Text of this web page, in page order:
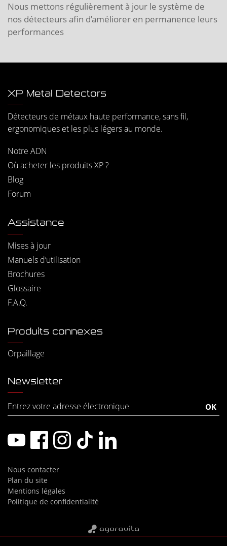
Nous mettons régulièrement à jour le système de
nos détecteurs afin d’améliorer en permanence leurs
performances
XP Metal Detectors
Détecteurs de métaux haute performance, sans fil,
ergonomiques et les plus légers au monde.
Notre ADN
Où acheter les produits XP ?
Blog
Forum
Assistance
Mises à jour
Manuels d’utilisation
Brochures
Glossaire
F.A.Q.
Produits connexes
Orpaillage
Newsletter
Nous contacter
Plan du site
Mentions légales
Politique de confidentialité